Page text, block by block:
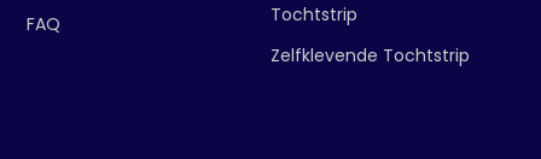
Tochtstrip
Zelfklevende Tochtstrip
FAQ